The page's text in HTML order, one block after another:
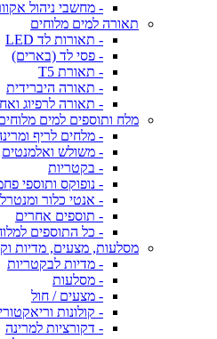
- מחשבי ניהול
תאורה למים מלוחים
- תאורות לד LED
- פסי לד (בארים)
- תאורת T5
- תאורה היברידית
- תאורה לרפיוג
מלח ותוספים למים
- מלחים לריף
- משולש ואלמנטים
- בקטריות
- נופוקס ותוספי
- אנטי כלור
- תוספים אחרים
- כל התוספים
מסלעות, מצעים, מדיות
- מדיות לבקטריות
- מסלעות
- מצעים / חול
- קולונות
- דקורציות למרינה